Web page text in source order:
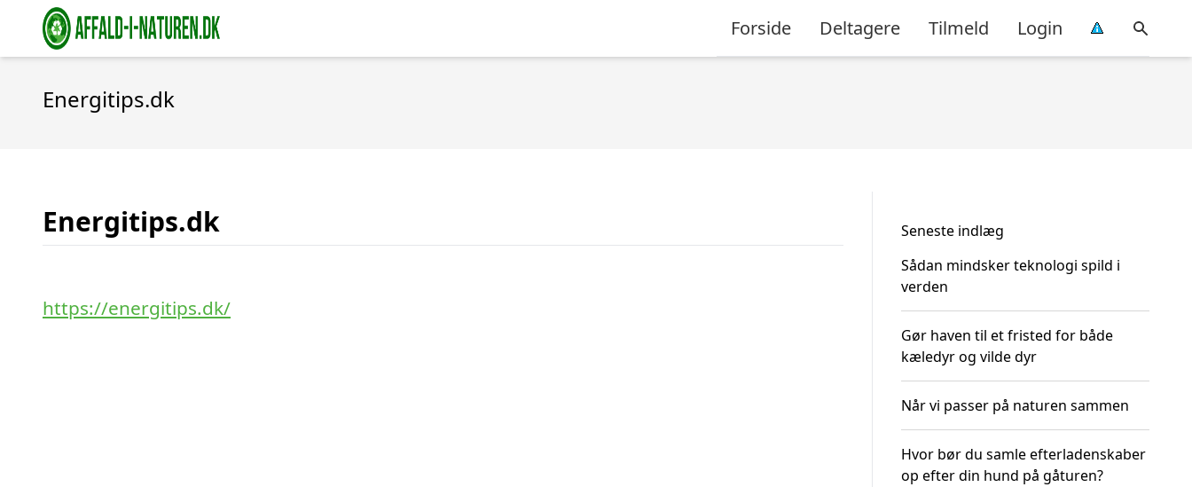
Forside Deltagere Tilmeld Login
Energitips.dk
Energitips.dk
https://energitips.dk/
Seneste indlæg
Sådan mindsker teknologi spild i
verden
Gør haven til et fristed for både
kæledyr og vilde dyr
Når vi passer på naturen sammen
Hvor bør du samle efterladenskaber
op efter din hund på gåturen?